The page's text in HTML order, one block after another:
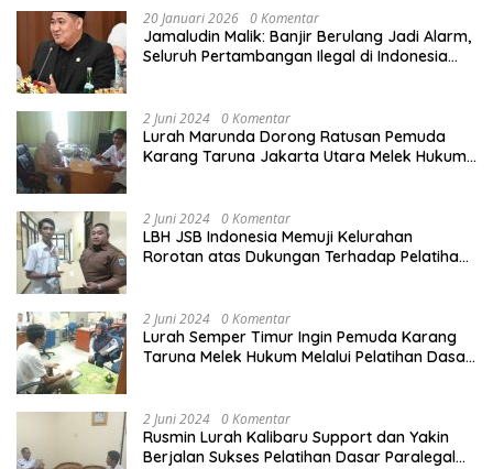
20 Januari 2026 0 Komentar
Jamaludin Malik: Banjir Berulang Jadi Alarm,
Seluruh Pertambangan Ilegal di Indonesia
2 Juni 2024 0 Komentar
Lurah Marunda Dorong Ratusan Pemuda
Karang Taruna Jakarta Utara Melek Hukum
2 Juni 2024 0 Komentar
LBH JSB Indonesia Memuji Kelurahan
Rorotan atas Dukungan Terhadap Pelatihan
2 Juni 2024 0 Komentar
Lurah Semper Timur Ingin Pemuda Karang
Taruna Melek Hukum Melalui Pelatihan Dasar
2 Juni 2024 0 Komentar
Rusmin Lurah Kalibaru Support dan Yakin
Berjalan Sukses Pelatihan Dasar Paralegal